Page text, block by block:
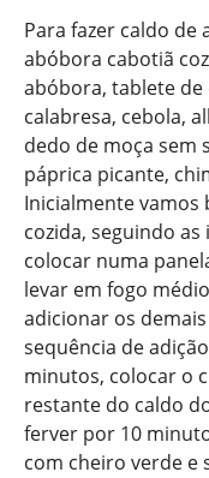
Para fazer caldo
abóbora cabotiã
abóbora, tablete de
calabresa, cebola,
dedo de moça sem
páprica picante,
Inicialmente
cozida, seguindo
colocar numa
levar em fogo
adicionar os
sequência de
minutos, colocar o
restante do caldo
ferver por 10
com cheiro verde e